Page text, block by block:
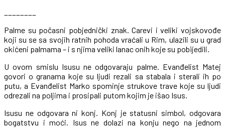
Palme su počasni pobjednički znak. Carevi i veliki vojskovođe
koji su se sa svojih ratnih pohoda vraćali u Rim, ulazili su u grad
okićeni palmama – i s njima veliki lanac onih koje su pobijedili.
U ovom smislu Isusu ne odgovaraju palme. Evanđelist Matej
govori o granama koje su ljudi rezali sa stabala i sterali ih po
putu, a Evanđelist Marko spominje strukove trave koje su ljudi
odrezali na poljima i prosipali putom kojim je išao Isus.
Isusu ne odgovara ni konj. Konj je statusni simbol, odgovara
bogatstvu i moći. Isus ne dolazi na konju nego na jednom